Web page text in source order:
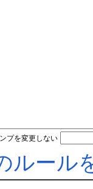
プを変更しない
ルール